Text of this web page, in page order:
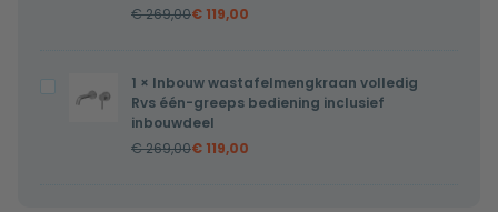
één-
bediening
€269,00€ 119,00
Inbouw
wastafelmengkraan
1 × Inbouw wastafelmengkraan volledig
Rvs één-greeps bediening inclusief
inbouwdeel
€269,00€ 119,00